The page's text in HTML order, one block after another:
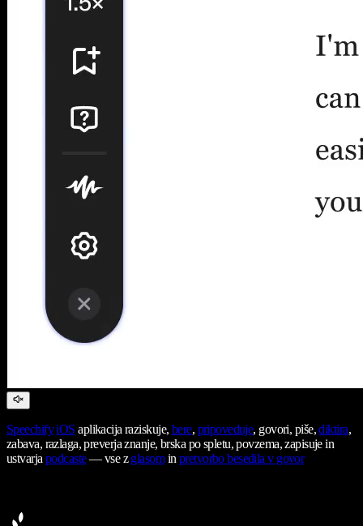
Speechify iOS aplikacija raziskuje, bere, pripoveduje, govori, piše,diktira,
zabava, razlaga, preverja znanje, brska po spletu, povzema, zapisuje in
ustvarjapodcaste— vse zglasominpretvorbo besedila v govor